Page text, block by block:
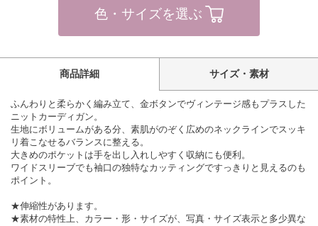
色・サイズを選ぶ
商品詳細 サイズ・素材
ふんわりと柔らかく編み立て、金ボタンでヴィンテージ感もプラスした
ニットカーディガン。
生地にボリュームがある分、素肌がのぞく広めのネックラインでスッキ
リ着こなせるバランスに整える。
大きめのポケットは手を出し入れしやすく収納にも便利。
ワイドスリーブでも袖口の独特なカッティングですっきりと見えるのも
ポイント。
★伸縮性があります。
★素材の特性上、カラー・形・サイズが、写真・サイズ表示と多少異な